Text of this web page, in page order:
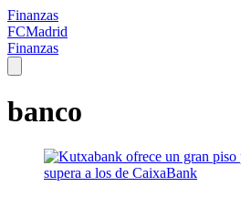
Finanzas
FCMadrid
Finanzas
banco